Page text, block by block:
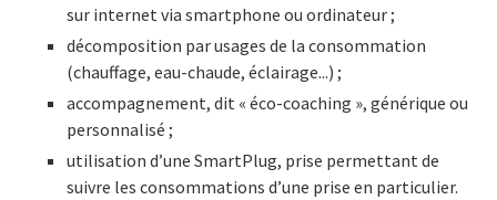
sur internet via smartphone ou ordinateur ;
décomposition par usages de la consommation
(chauffage, eau-chaude, éclairage...) ;
accompagnement, dit « éco-coaching », générique ou
personnalisé ;
utilisation d’une SmartPlug, prise permettant de
suivre les consommations d’une prise en particulier.